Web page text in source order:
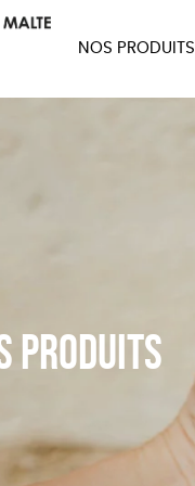
NOS PRODUITS
COLLECTION
produits